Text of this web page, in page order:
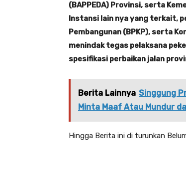
(BAPPEDA) Provinsi, serta
Instansi lain nya yang terkait,
Pembangunan (BPKP), serta
menindak tegas pelaksana
spesifikasi perbaikan jalan
Berita Lainnya Singgung
Minta Maaf Atau Mundur
Hingga Berita ini di turunkan